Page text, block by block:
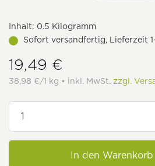
Inhalt: 0.5 Kilogramm
Sofort versandfertig, Lieferzeit
19,49 €
38,98 €/1 kg • inkl. MwSt. zzgl.
In den Warenkorb